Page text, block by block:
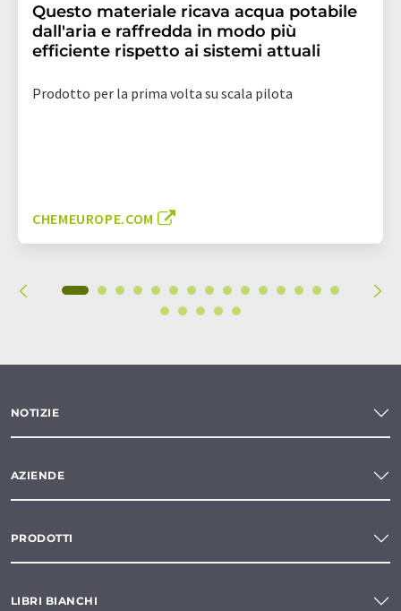
Questo materiale ricava acqua potabile
dall'aria e raffredda in modo più
efficiente rispetto ai sistemi attuali
Prodotto per la prima volta su scala pilota
CHEMEUROPE.COM
NOTIZIE
AZIENDE
PRODOTTI
LIBRI BIANCHI